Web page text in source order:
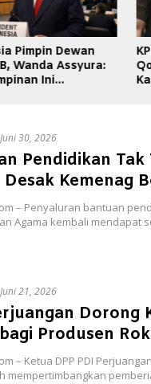
Yaqut Cholil
sebagai Tersangka
Haji
Juni 30, 2026
Pendidikan Tak
Kemenag
– Penyaluran bantuan
Agama kembali mendapat
Juni 21, 2026
Dorong
Produsen
– Ketua DPP PDI
mempertimbangkan